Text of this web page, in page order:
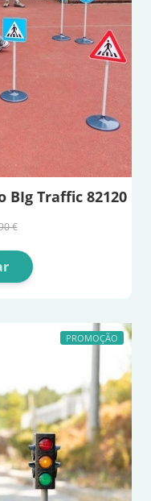
BIg Traffic 82120
€
PROMOÇÃO